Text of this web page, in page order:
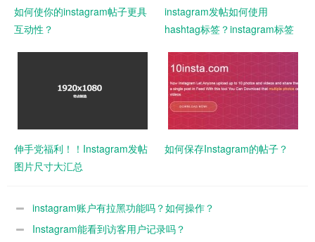
如何使你的instagram帖子更具
互动性？
instagram发帖如何使用
hashtag标签？instagram标签
伸手党福利！！Instagram发帖
图片尺寸大汇总
如何保存Instagram的帖子？
instagram账户有拉黑功能吗？如何操作？
Instagram能看到访客用户记录吗？